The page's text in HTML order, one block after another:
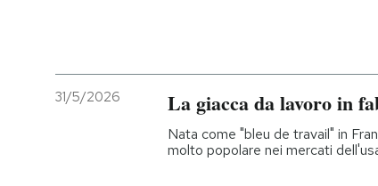
31/5/2026 La giacca da lavoro in
Nata come "bleu de travail" in
molto popolare nei mercati